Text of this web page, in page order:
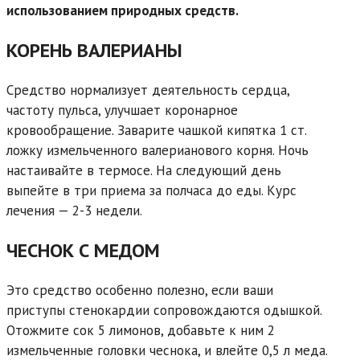
использованием природных средств.
КОРЕНЬ ВАЛЕРИАНЫ
Средство нормализует деятельность сердца,
частоту пульса, улучшает коронарное
кровообращение. Заварите чашкой кипятка 1 ст.
ложку измельченного валерианового корня. Ночь
настаивайте в термосе. На следующий день
выпейте в три приема за полчаса до еды. Курс
лечения — 2-3 недели.
ЧЕСНОК С МЕДОМ
Это средство особенно полезно, если ваши
приступы стенокардии сопровождаются одышкой.
Отожмите сок 5 лимонов, добавьте к ним 2
измельченные головки чеснока, и влейте 0,5 л меда.